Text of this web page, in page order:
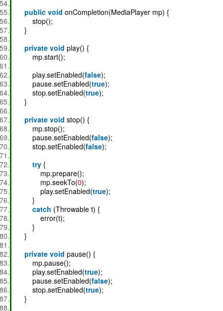
public void onCompletion(MediaPlayer mp) {
stop();
}
private void play() {
mp.start();
play.setEnabled(false);
pause.setEnabled(true);
stop.setEnabled(true);
}
private void stop() {
mp.stop();
pause.setEnabled(false);
stop.setEnabled(false);
try {
mp.prepare();
mp.seekTo(0);
play.setEnabled(true);
}
catch (Throwable t) {
error(t);
}
}
private void pause() {
mp.pause();
play.setEnabled(true);
pause.setEnabled(false);
stop.setEnabled(true);
}